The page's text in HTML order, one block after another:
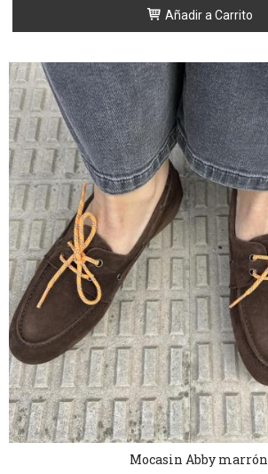
Añadir a Carrito
Mocasin Abby marrón